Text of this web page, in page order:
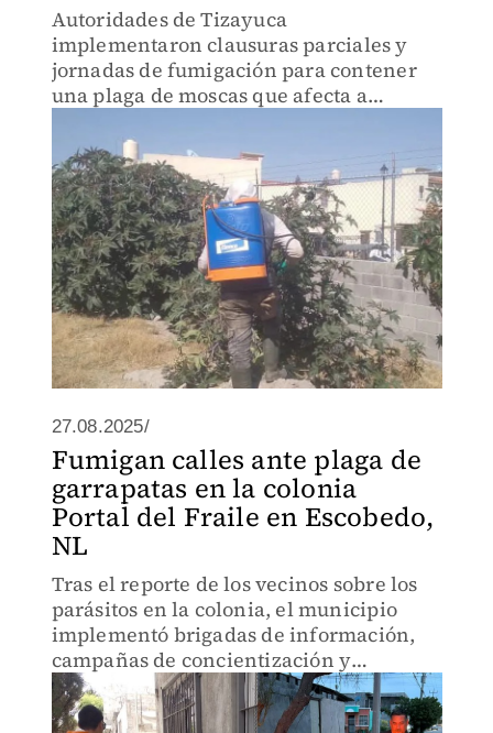
Autoridades de Tizayuca
implementaron clausuras parciales y
jornadas de fumigación para contener
una plaga de moscas que afecta a
reducir riesgos sanitarios y atender
denuncias ciudadanas.
27.08.2025/
Fumigan calles ante plaga de
garrapatas en la colonia
Portal del Fraile en Escobedo,
NL
Tras el reporte de los vecinos sobre los
parásitos en la colonia, el municipio
implementó brigadas de información,
campañas de concientización y
cuadrillas de fumigación.